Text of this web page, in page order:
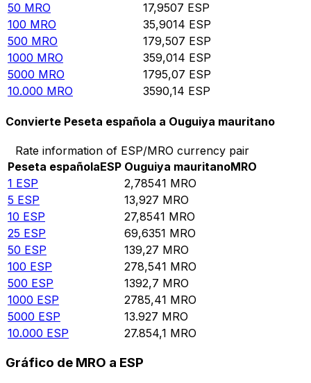
50 MRO 17,9507 ESP
100 MRO 35,9014 ESP
500 MRO 179,507 ESP
1000 MRO 359,014 ESP
5000 MRO 1795,07 ESP
10.000 MRO 3590,14 ESP
Convierte Peseta española a Ouguiya mauritano
Rate information of ESP/MRO currency pair
Peseta españolaESP Ouguiya mauritanoMRO
1 ESP 2,78541 MRO
5 ESP 13,927 MRO
10 ESP 27,8541 MRO
25 ESP 69,6351 MRO
50 ESP 139,27 MRO
100 ESP 278,541 MRO
500 ESP 1392,7 MRO
1000 ESP 2785,41 MRO
5000 ESP 13.927 MRO
10.000 ESP 27.854,1 MRO
Gráfico de MRO a ESP